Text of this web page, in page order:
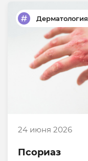
Дерматология
24 июня 2026
Псориаз